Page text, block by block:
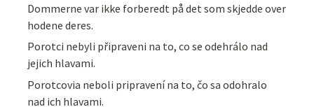
Dommerne var ikke forberedt på det som skjedde over
hodene deres.
Porotci nebyli připraveni na to, co se odehrálo nad
jejich hlavami.
Porotcovia neboli pripravení na to, čo sa odohralo
nad ich hlavami.